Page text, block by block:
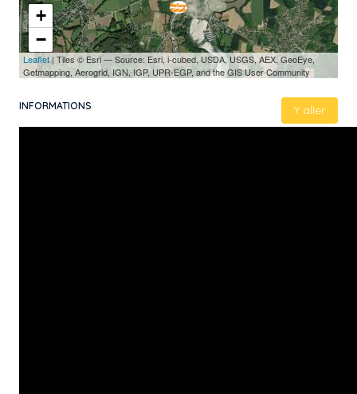
+
−
Leaflet| Tiles © Esri — Source: Esri, i-cubed, USDA, USGS, AEX, GeoEye,
Getmapping, Aerogrid, IGN, IGP, UPR-EGP, and the GIS User Community
Y aller
INFORMATIONS